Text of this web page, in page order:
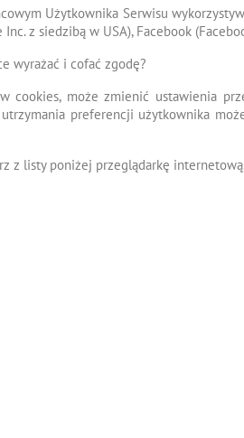
Użytkownika Serwisu
z siedzibą w USA), Facebook
wyrażać i cofać zgodę?
może zmienić ustawienia
preferencji użytkownika
z listy poniżej przeglądarkę